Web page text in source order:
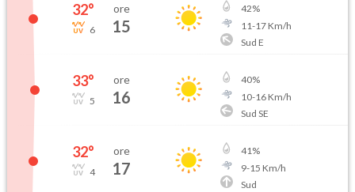
32°
6
ore
15
42%
11-17Km/h
Sud E
33°
5
ore
16
40%
10-16Km/h
Sud SE
32°
4
ore
17
41%
9-15 Km/h
Sud